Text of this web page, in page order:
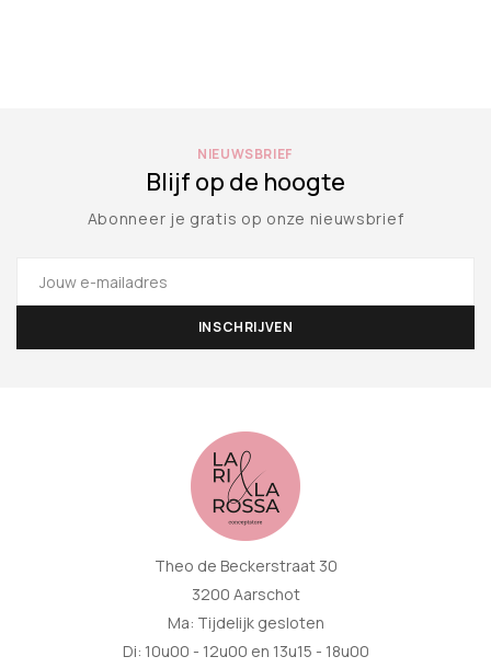
NIEUWSBRIEF
Blijf op de hoogte
Abonneer je gratis op onze nieuwsbrief
Theo de Beckerstraat 30
3200 Aarschot
Ma: Tijdelijk gesloten
Di: 10u00 - 12u00 en 13u15 - 18u00